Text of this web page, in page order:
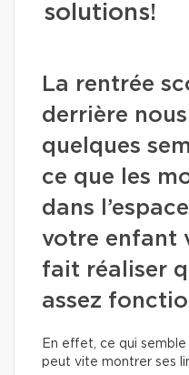
solutions!
La rentrée
derrière
quelques
ce que les
dans
votre enfant
fait réaliser
assez
En effet, ce qui
peut vite montrer ses